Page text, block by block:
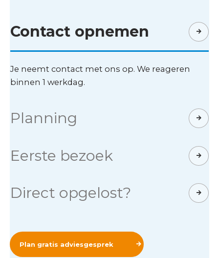
Contact opnemen
Je neemt contact met ons op. We reageren
binnen 1 werkdag.
Planning
Eerste bezoek
Direct opgelost?
Plan gratis adviesgesprek